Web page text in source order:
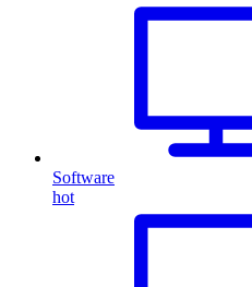
Software
hot